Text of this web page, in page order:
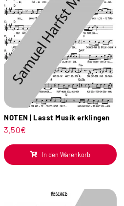
NOTEN | Lasst Musik erklingen
3,50€
In den Warenkorb